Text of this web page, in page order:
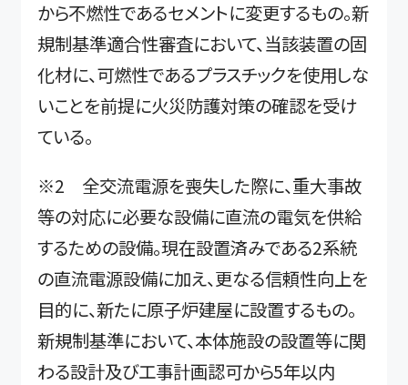
から不燃性であるセメントに変更するもの。新
規制基準適合性審査において、当該装置の固
化材に、可燃性であるプラスチックを使用しな
いことを前提に火災防護対策の確認を受け
ている。
※2 全交流電源を喪失した際に、重大事故
等の対応に必要な設備に直流の電気を供給
するための設備。現在設置済みである2系統
の直流電源設備に加え、更なる信頼性向上を
目的に、新たに原子炉建屋に設置するもの。
新規制基準において、本体施設の設置等に関
わる設計及び工事計画認可から5年以内